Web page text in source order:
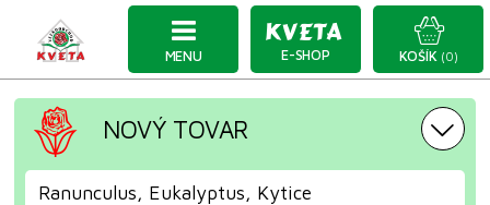
MENU E-SHOP KOŠÍK (0)
NOVÝ TOVAR
Ranunculus, Eukalyptus, Kytice